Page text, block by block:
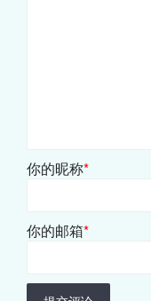
你的昵称*
你的邮箱*